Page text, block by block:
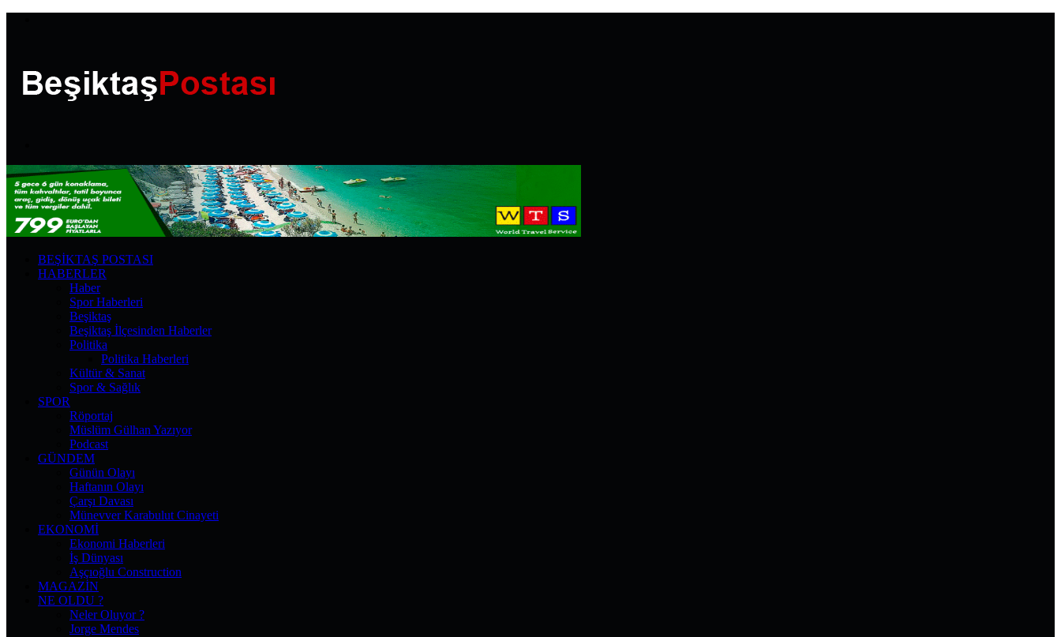
...
BEŞIKTAŞ POSTASI
HABERLER
Haber
Spor Haberleri
Beşiktaş
Beşiktaş İlçesinden Haberler
Politika
Politika Haberleri
Kültür & Sanat
Spor & Sağlık
SPOR
Röportaj
Müslüm Gülhan Yazıyor
Podcast
GÜNDEM
Günün Olayı
Haftanın Olayı
Çarşı Davası
Münevver Karabulut Cinayeti
EKONOMI
Ekonomi Haberleri
İş Dünyası
Aşçıoğlu Construction
MAGAZIN
NE OLDU ?
Neler Oluyor ?
Jorge Mendes